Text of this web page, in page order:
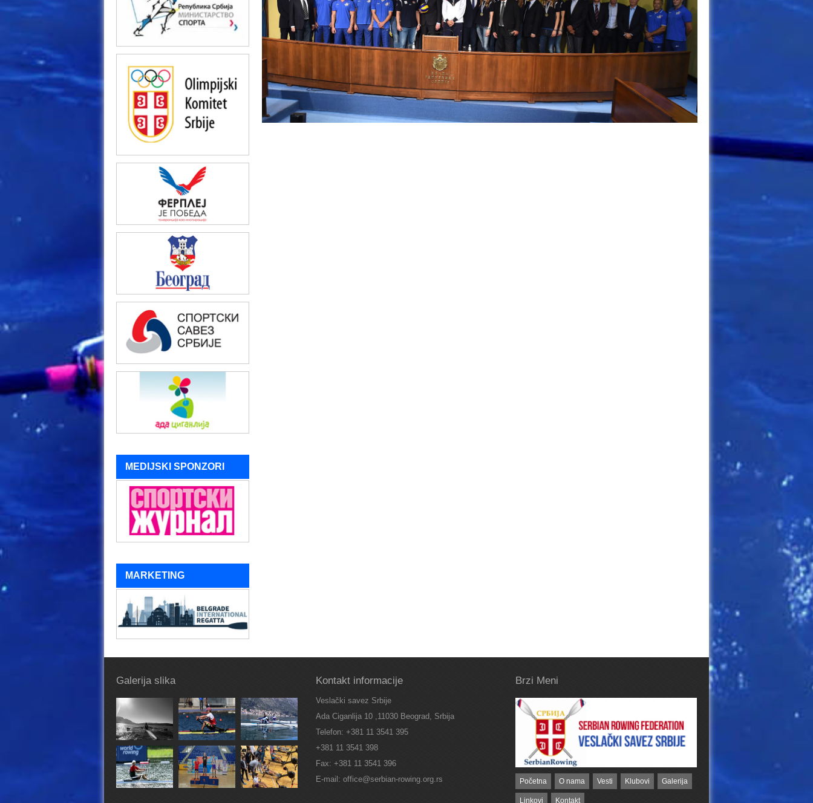
MEDIJSKI SPONZORI
MARKETING
Galerija slika Kontakt informacije
Veslački savez Srbije
Ada Ciganlija 10 ,11030 Beograd, Srbija
Telefon: +381 11 3541 395
+381 11 3541 398
Fax: +381 11 3541 396
E-mail: office@serbian-rowing.org.rs
Brzi Meni
Početna O nama Vesti Klubovi Galerija
Linkovi Kontakt